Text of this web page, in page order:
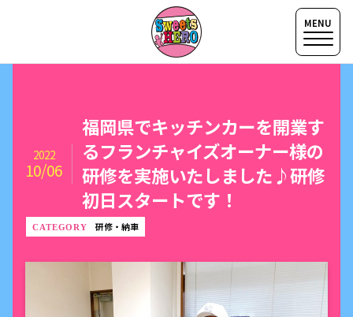
福岡県でキッチンカーを開業す
るフランチャイズオーナー様の
研修を実施いたしました♪研修
初日スタートです！
2022
10/06
研修・納車